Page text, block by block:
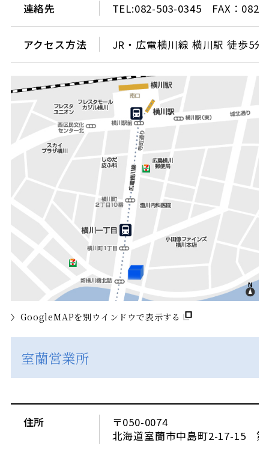
連絡先 TEL:082-503-0345 FAX：082-
アクセス方法 JR・広電横川線 横川駅 徒歩5分
GoogleMAPを別ウインドウで表示する
室蘭営業所
住所
〒050-0074
北海道室蘭市中島町2-17-15 第